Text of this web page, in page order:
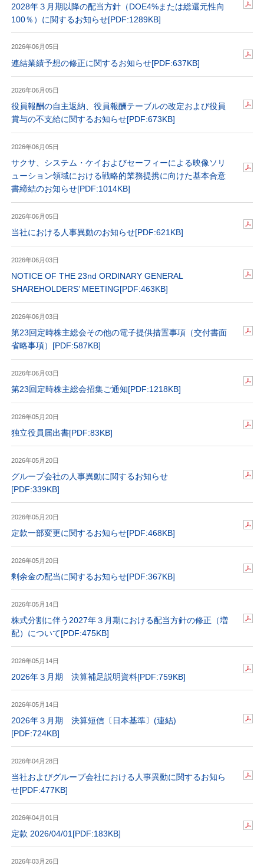
2028年３月期以降の配当方針（DOE4%または総還元性向
100％）に関するお知らせ[PDF:1289KB]
2026年06月05日
連結業績予想の修正に関するお知らせ[PDF:637KB]
2026年06月05日
役員報酬の自主返納、役員報酬テーブルの改定および役員
賞与の不支給に関するお知らせ[PDF:673KB]
2026年06月05日
サクサ、システム・ケイおよびセーフィーによる映像ソリ
ューション領域における戦略的業務提携に向けた基本合意
書締結のお知らせ[PDF:1014KB]
2026年06月05日
当社における人事異動のお知らせ[PDF:621KB]
2026年06月03日
NOTICE OF THE 23nd ORDINARY GENERAL
SHAREHOLDERS’ MEETING[PDF:463KB]
2026年06月03日
第23回定時株主総会その他の電子提供措置事項（交付書面
省略事項） [PDF:587KB]
2026年06月03日
第23回定時株主総会招集ご通知[PDF:1218KB]
2026年05月20日
独立役員届出書[PDF:83KB]
2026年05月20日
グループ会社の人事異動に関するお知らせ
[PDF:339KB]
2026年05月20日
定款一部変更に関するお知らせ[PDF:468KB]
2026年05月20日
剰余金の配当に関するお知らせ[PDF:367KB]
2026年05月14日
株式分割に伴う2027年３月期における配当方針の修正（増
配）について[PDF:475KB]
2026年05月14日
2026年３月期 決算補足説明資料[PDF:759KB]
2026年05月14日
2026年３月期 決算短信〔日本基準〕(連結)
[PDF:724KB]
2026年04月28日
当社およびグループ会社における人事異動に関するお知ら
せ[PDF:477KB]
2026年04月01日
定款 2026/04/01 [PDF:183KB]
2026年03月26日